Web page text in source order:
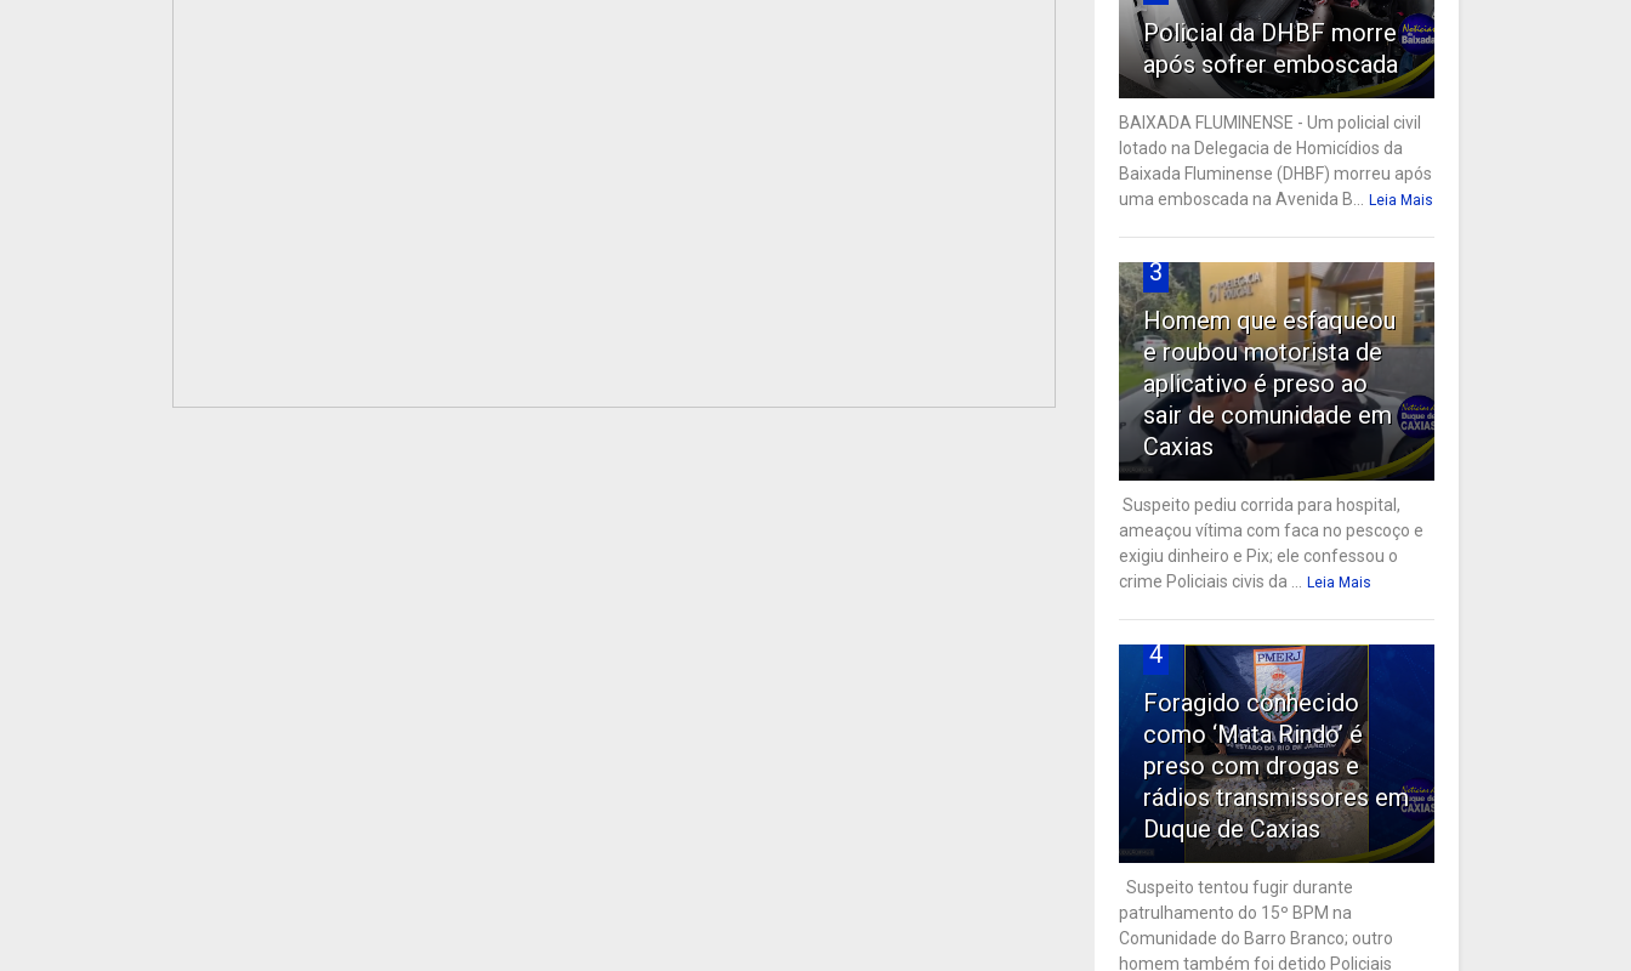
Policial da DHBF morre
após sofrer emboscada
BAIXADA FLUMINENSE - Um policial civil
lotado na Delegacia de Homicídios da
Baixada Fluminense (DHBF) morreu após
uma emboscada na Avenida B...
Leia Mais
3
Homem que esfaqueou
e roubou motorista de
aplicativo é preso ao
sair de comunidade em
Caxias
Suspeito pediu corrida para hospital,
ameaçou vítima com faca no pescoço e
exigiu dinheiro e Pix; ele confessou o
crime Policiais civis da ...
Leia Mais
4
Foragido conhecido
como ‘Mata Rindo’ é
preso com drogas e
rádios transmissores em
Duque de Caxias
Suspeito tentou fugir durante
patrulhamento do 15º BPM na
Comunidade do Barro Branco; outro
homem também foi detido Policiais